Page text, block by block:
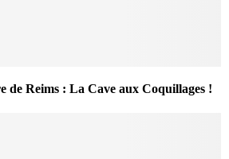
de Reims : La Cave aux Coquillages !